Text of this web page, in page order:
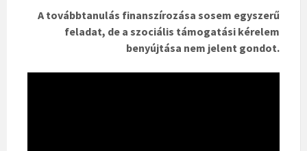
A továbbtanulás finanszírozása sosem egyszerű
feladat, de a szociális támogatási kérelem
benyújtása nem jelent gondot.